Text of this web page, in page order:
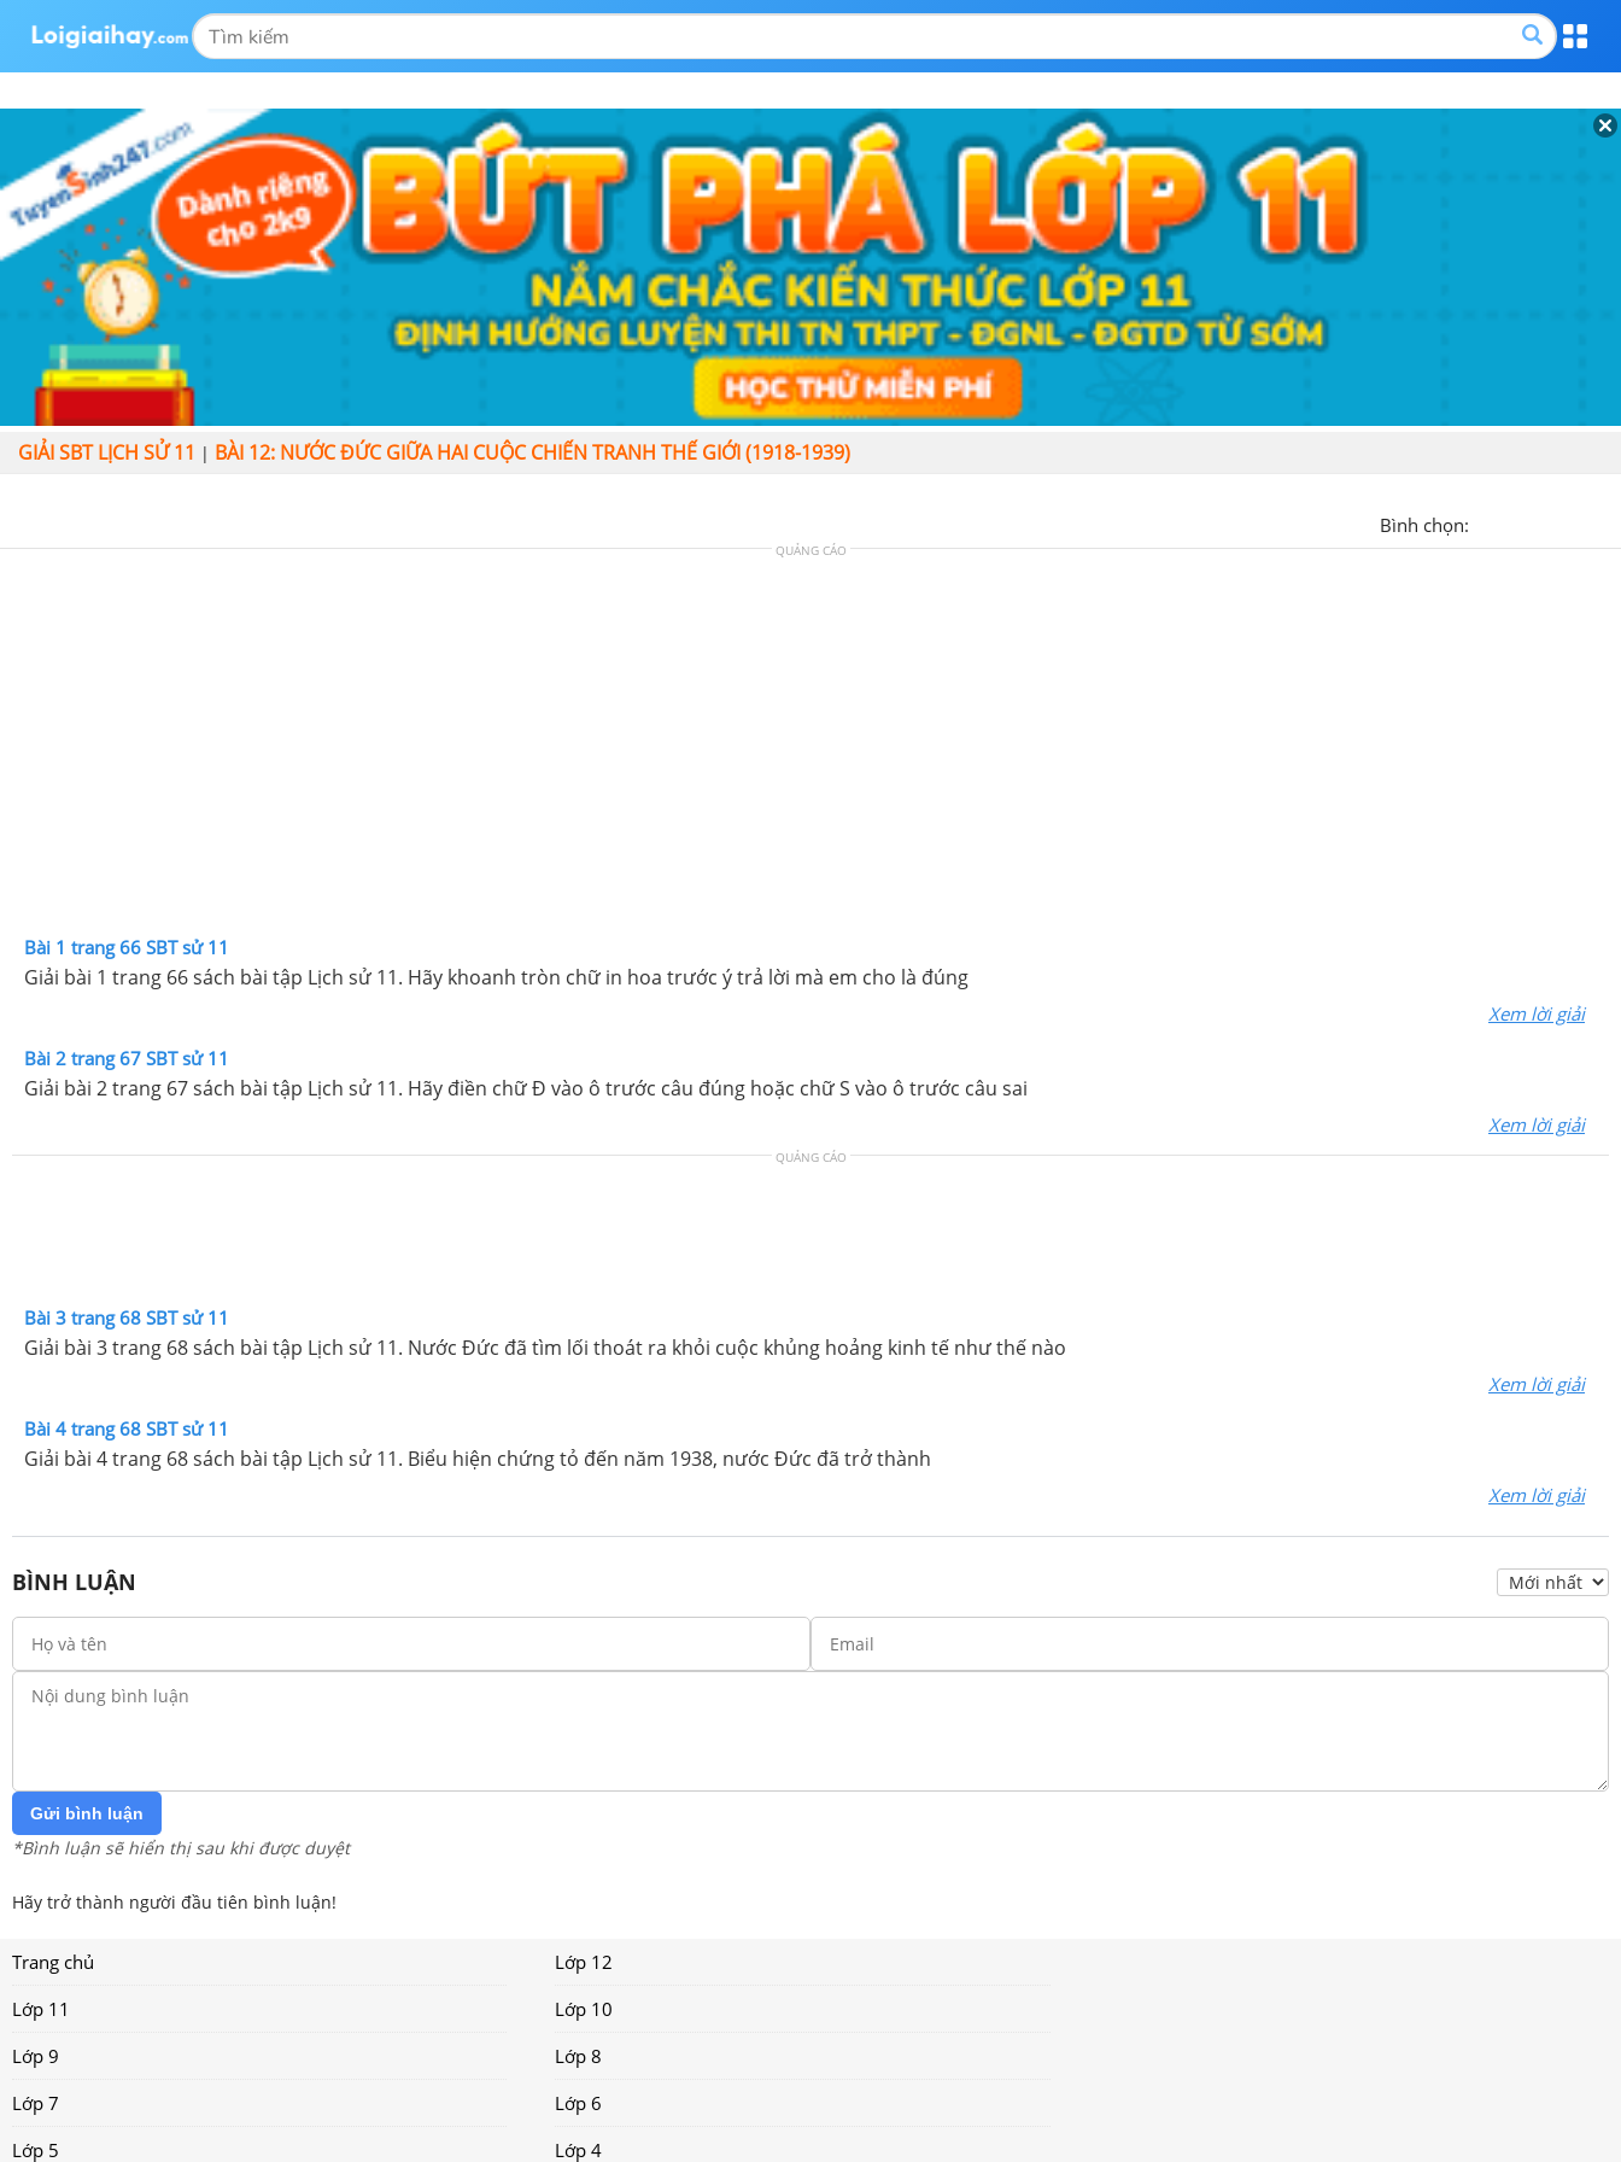
GIẢI SBT LỊCH SỬ 11 | BÀI 12: NƯỚC ĐỨC GIỮA HAI CUỘC CHIẾN TRANH THẾ GIỚI (1918-1939)
Bình chọn:
QUẢNG CÁO
Bài 1 trang 66 SBT sử 11
Giải bài 1 trang 66 sách bài tập Lịch sử 11. Hãy khoanh tròn chữ in hoa trước ý trả lời mà em cho là đúng
Xem lời giải
Bài 2 trang 67 SBT sử 11
Giải bài 2 trang 67 sách bài tập Lịch sử 11. Hãy điền chữ Đ vào ô trước câu đúng hoặc chữ S vào ô trước câu sai
Xem lời giải
QUẢNG CÁO
Bài 3 trang 68 SBT sử 11
Giải bài 3 trang 68 sách bài tập Lịch sử 11. Nước Đức đã tìm lối thoát ra khỏi cuộc khủng hoảng kinh tế như thế nào
Xem lời giải
Bài 4 trang 68 SBT sử 11
Giải bài 4 trang 68 sách bài tập Lịch sử 11. Biểu hiện chứng tỏ đến năm 1938, nước Đức đã trở thành
Xem lời giải
BÌNH LUẬN
Gửi bình luận
*Bình luận sẽ hiển thị sau khi được duyệt
Hãy trở thành người đầu tiên bình luận!
Trang chủ
Lớp 12
Lớp 11
Lớp 10
Lớp 9
Lớp 8
Lớp 7
Lớp 6
Lớp 5
Lớp 4